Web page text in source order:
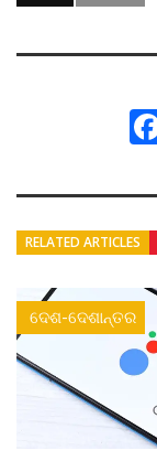
RELATED ARTICLES
ଦେଶ-ଦେଶାନ୍ତର